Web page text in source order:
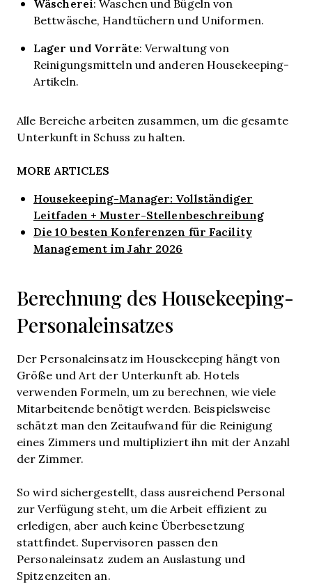
Wäscherei: Waschen und Bügeln von
Bettwäsche, Handtüchern und Uniformen.
Lager und Vorräte: Verwaltung von
Reinigungsmitteln und anderen Housekeeping-
Artikeln.
Alle Bereiche arbeiten zusammen, um die gesamte
Unterkunft in Schuss zu halten.
MORE ARTICLES
Housekeeping-Manager: Vollständiger
Leitfaden + Muster-Stellenbeschreibung
Die 10 besten Konferenzen für Facility
Management im Jahr 2026
Berechnung des Housekeeping-
Personaleinsatzes
Der Personaleinsatz im Housekeeping hängt von
Größe und Art der Unterkunft ab. Hotels
verwenden Formeln, um zu berechnen, wie viele
Mitarbeitende benötigt werden. Beispielsweise
schätzt man den Zeitaufwand für die Reinigung
eines Zimmers und multipliziert ihn mit der Anzahl
der Zimmer.
So wird sichergestellt, dass ausreichend Personal
zur Verfügung steht, um die Arbeit effizient zu
erledigen, aber auch keine Überbesetzung
stattfindet. Supervisoren passen den
Personaleinsatz zudem an Auslastung und
Spitzenzeiten an.